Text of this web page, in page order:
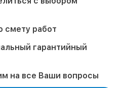
смету работ
гарантийный
на все Ваши вопросы